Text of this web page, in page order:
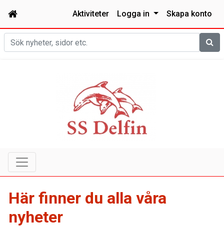
Aktiviteter Logga in Skapa konto
Sök
Här finner du alla våra
nyheter